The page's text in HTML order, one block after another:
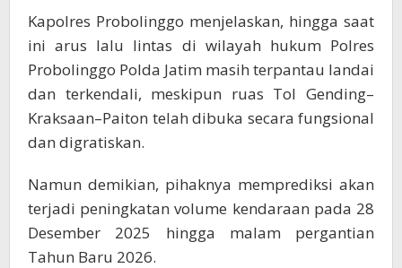
Kapolres Probolinggo menjelaskan, hingga saat
ini arus lalu lintas di wilayah hukum Polres
Probolinggo Polda Jatim masih terpantau landai
dan terkendali, meskipun ruas Tol Gending–
Kraksaan–Paiton telah dibuka secara fungsional
dan digratiskan.
Namun demikian, pihaknya memprediksi akan
terjadi peningkatan volume kendaraan pada 28
Desember 2025 hingga malam pergantian
Tahun Baru 2026.